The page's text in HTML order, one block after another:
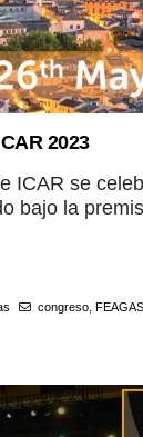
2023
ICAR se
bajo la
congreso, FEAGAS